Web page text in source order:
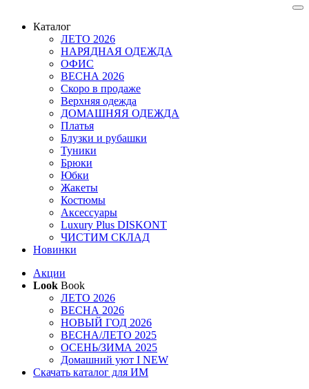
Каталог
ЛЕТО 2026
НАРЯДНАЯ ОДЕЖДА
ОФИС
ВЕСНА 2026
Скоро в продаже
Верхняя одежда
ДОМАШНЯЯ ОДЕЖДА
Платья
Блузки и рубашки
Туники
Брюки
Юбки
Жакеты
Костюмы
Аксессуары
Luxury Plus DISKONT
ЧИСТИМ СКЛАД
Новинки
Акции
Look Book
ЛЕТО 2026
ВЕСНА 2026
НОВЫЙ ГОД 2026
ВЕСНА/ЛЕТО 2025
ОСЕНЬ/ЗИМА 2025
Домашний уют I NEW
Скачать каталог для ИМ